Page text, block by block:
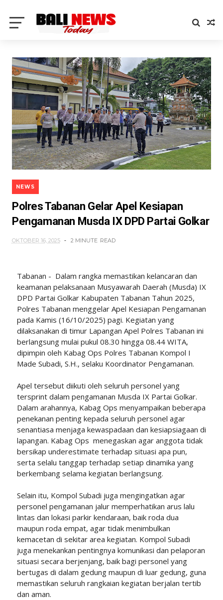
NEWS
Polres Tabanan Gelar Apel Kesiapan
Pengamanan Musda IX DPD Partai Golkar
OKTOBER 16, 2025 2 MINUTE READ
Tabanan - Dalam rangka memastikan kelancaran dan
keamanan pelaksanaan Musyawarah Daerah (Musda) IX
DPD Partai Golkar Kabupaten Tabanan Tahun 2025,
Polres Tabanan menggelar Apel Kesiapan Pengamanan
pada Kamis (16/10/2025) pagi. Kegiatan yang
dilaksanakan di timur Lapangan Apel Polres Tabanan ini
berlangsung mulai pukul 08.30 hingga 08.44 WITA,
dipimpin oleh Kabag Ops Polres Tabanan Kompol I
Made Subadi, S.H., selaku Koordinator Pengamanan.
Apel tersebut diikuti oleh seluruh personel yang
tersprint dalam pengamanan Musda IX Partai Golkar.
Dalam arahannya, Kabag Ops menyampaikan beberapa
penekanan penting kepada seluruh personel agar
senantiasa menjaga kewaspadaan dan kesiapsiagaan di
lapangan. Kabag Ops menegaskan agar anggota tidak
bersikap underestimate terhadap situasi apa pun,
serta selalu tanggap terhadap setiap dinamika yang
berkembang selama kegiatan berlangsung.
Selain itu, Kompol Subadi juga mengingatkan agar
personel pengamanan jalur memperhatikan arus lalu
lintas dan lokasi parkir kendaraan, baik roda dua
maupun roda empat, agar tidak menimbulkan
kemacetan di sekitar area kegiatan. Kompol Subadi
juga menekankan pentingnya komunikasi dan pelaporan
situasi secara berjenjang, baik bagi personel yang
bertugas di dalam gedung maupun di luar gedung, guna
memastikan seluruh rangkaian kegiatan berjalan tertib
dan aman.